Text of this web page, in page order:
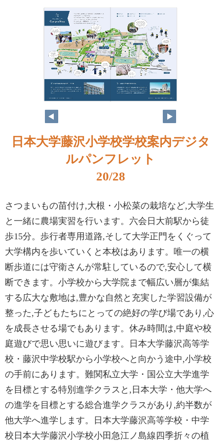
日本大学藤沢小学校学校案内デジタ
ルパンフレット
20/28
さつまいもの苗付け,大根・小松菜の栽培など,大学生
と一緒に農場実習を行います。六会日大前駅から徒
歩15分。歩行者専用道路,そして大学正門をくぐって
大学構内を歩いていくと本校はあります。唯一の横
断歩道には守衛さんが常駐しているので,安心して横
断できます。小学校から大学院まで幅広い層が集結
する広大な敷地は,豊かな自然と充実した学習設備が
整った,子どもたちにとっての絶好の学び場であり,心
を成長させる場でもあります。休み時間は,中庭や校
庭遊びで思い思いに遊びます。日本大学藤沢高等学
校・藤沢中学校駅から小学校へと向かう途中,小学校
の手前にあります。難関私立大学・国公立大学進学
を目標とする特別進学クラスと,日本大学・他大学へ
の進学を目標とする総合進学クラスがあり,約半数が
他大学へ進学します。日本大学藤沢高等学校・中学
校日本大学藤沢小学校小田急江ノ島線四季折々の植